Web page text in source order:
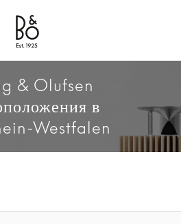
Olufsen - Exist to Create
in New Tab
& Olufsen
в
Westfalen